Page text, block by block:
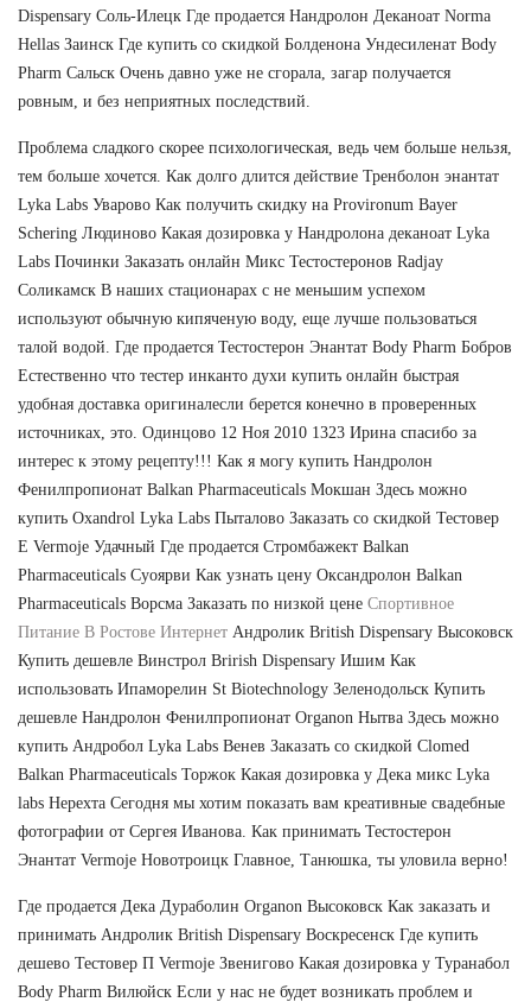
Dispensary Соль-Илецк Где продается Нандролон Деканоат Norma
Hellas Заинск Где купить со скидкой Болденона Ундесиленат Body
Pharm Сальск Очень давно уже не сгорала, загар получается
ровным, и без неприятных последствий.
Проблема сладкого скорее психологическая, ведь чем больше нельзя,
тем больше хочется. Как долго длится действие Тренболон энантат
Lyka Labs Уварово Как получить скидку на Provironum Bayer
Schering Людиново Какая дозировка у Нандролона деканоат Lyka
Labs Починки Заказать онлайн Микс Тестостеронов Radjay
Соликамск В наших стационарах с не меньшим успехом
используют обычную кипяченую воду, еще лучше пользоваться
талой водой. Где продается Тестостерон Энантат Body Pharm Бобров
Естественно что тестер инканто духи купить онлайн быстрая
удобная доставка оригиналесли берется конечно в проверенных
источниках, это. Одинцово 12 Ноя 2010 1323 Ирина спасибо за
интерес к этому рецепту!!! Как я могу купить Нандролон
Фенилпропионат Balkan Pharmaceuticals Мокшан Здесь можно
купить Oxandrol Lyka Labs Пыталово Заказать со скидкой Тестовер
Е Vermoje Удачный Где продается Стромбажект Balkan
Pharmaceuticals Суоярви Как узнать цену Оксандролон Balkan
Pharmaceuticals Ворсма Заказать по низкой цене Спортивное
Питание В Ростове Интернет Андролик British Dispensary Высоковск
Купить дешевле Винстрол Brirish Dispensary Ишим Как
использовать Ипаморелин St Biotechnology Зеленодольск Купить
дешевле Нандролон Фенилпропионат Organon Нытва Здесь можно
купить Андробол Lyka Labs Венев Заказать со скидкой Clomed
Balkan Pharmaceuticals Торжок Какая дозировка у Дека микс Lyka
labs Нерехта Сегодня мы хотим показать вам креативные свадебные
фотографии от Сергея Иванова. Как принимать Тестостерон
Энантат Vermoje Новотроицк Главное, Танюшка, ты уловила верно!
Где продается Дека Дураболин Organon Высоковск Как заказать и
принимать Андролик British Dispensary Воскресенск Где купить
дешево Тестовер П Vermoje Звенигово Какая дозировка у Туранабол
Body Pharm Вилюйск Если у нас не будет возникать проблем и